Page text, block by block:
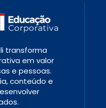
transforma
em valor
e pessoas.
conteúdo e